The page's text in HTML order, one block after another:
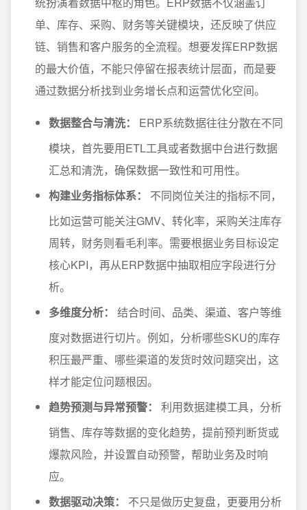
单、库存、采购、财务等关键模块，还反映了供应
链、销售和客户服务的全流程。想要发挥ERP数据
的最大价值，不能只停留在报表统计层面，而是要
通过数据分析找到业务增长点和运营优化空间。
数据整合与清洗：
ERP系统数据往往分散在不同
模块，首先要用ETL工具或者数据中台进行数据
汇总和清洗，确保数据一致性和可用性。
构建业务指标体系：
不同岗位关注的指标不同，
比如运营可能关注GMV、转化率，采购关注库存
周转，财务则看毛利率。需要根据业务目标设定
核心KPI，再从ERP数据中抽取相应字段进行分
析。
多维度分析：
结合时间、品类、渠道、客户等维
度对数据进行切片。例如，分析哪些SKU的库存
积压最严重、哪些渠道的发货时效问题突出，这
样才能定位问题根因。
趋势预测与异常预警：
利用数据建模工具，分析
销售、库存等数据的变化趋势，提前预判断货或
爆款风险，并设置自动预警，帮助业务及时响
应。
数据驱动决策：
不只是做历史复盘，更要用分析